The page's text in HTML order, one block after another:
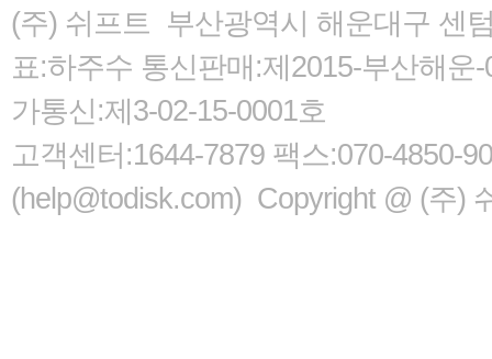
(주) 쉬프트 부산광역시 해운대구 센
표:하주수 통신판매:제2015-부산해
가통신:제3-02-15-0001호
고객센터:1644-7879 팩스:070-4850-
(help@todisk.com) Copyright @ (주)